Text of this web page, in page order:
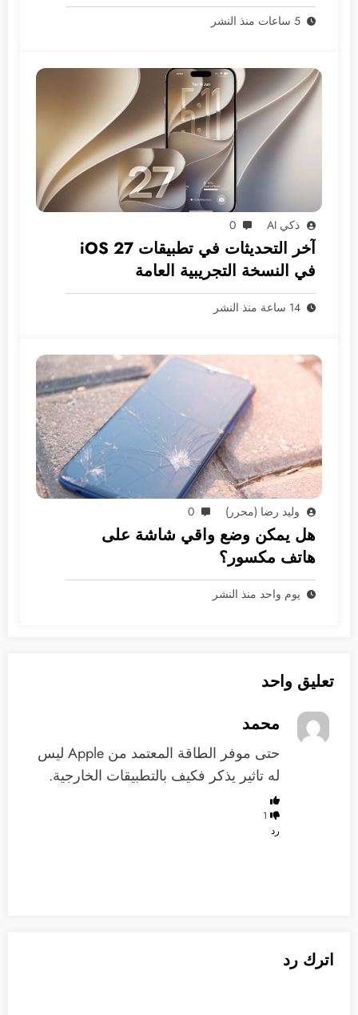
5 ساعات منذ النشر
ذكي AI 0
آخر التحديثات في تطبيقات iOS 27
في النسخة التجريبية العامة
14 ساعة منذ النشر
وليد رضا (محرر) 0
هل يمكن وضع واقي شاشة على
هاتف مكسور؟
يوم واحد منذ النشر
تعليق واحد
محمد
‏حتى موفر الطاقة المعتمد من Apple ليس
له تاثير يذكر فكيف بالتطبيقات الخارجية.
1
رد
اترك رد